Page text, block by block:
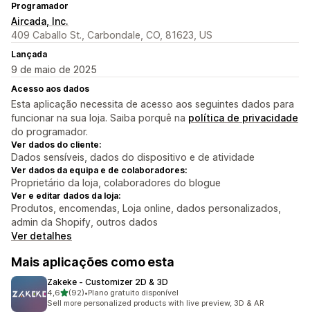
Programador
Aircada, Inc.
409 Caballo St., Carbondale, CO, 81623, US
Lançada
9 de maio de 2025
Acesso aos dados
Esta aplicação necessita de acesso aos seguintes dados para
funcionar na sua loja. Saiba porquê na política de privacidade
do programador.
Ver dados do cliente:
Dados sensíveis, dados do dispositivo e de atividade
Ver dados da equipa e de colaboradores:
Proprietário da loja, colaboradores do blogue
Ver e editar dados da loja:
Produtos, encomendas, Loja online, dados personalizados,
admin da Shopify, outros dados
Ver detalhes
Mais aplicações como esta
Zakeke ‑ Customizer 2D & 3D
4,6de 5 estrelas
(92)
92 total de avaliações
•Plano gratuito disponível
Sell more personalized products with live preview, 3D & AR